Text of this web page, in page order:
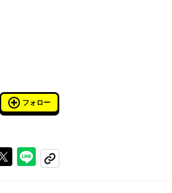
フォロー
Xで投稿するラインでシェアする
コピーする